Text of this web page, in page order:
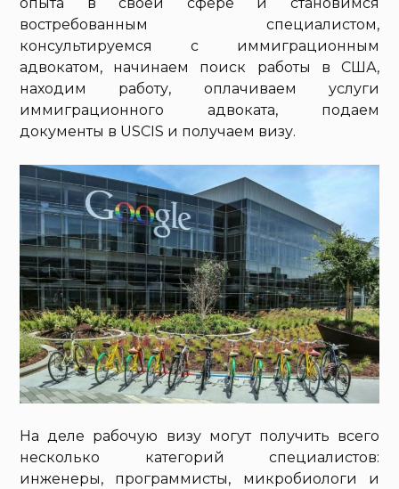
востребованным специалистом,
консультируемся с иммиграционным
адвокатом, начинаем поиск работы в США,
находим работу, оплачиваем услуги
иммиграционного адвоката, подаем
документы в USCIS и получаем визу.
На деле рабочую визу могут получить всего
несколько категорий специалистов:
инженеры, программисты, микробиологи и